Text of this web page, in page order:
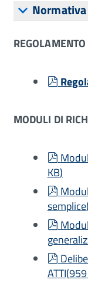
pdf
MODULI DI
pdf
KB)
pdf
semplice(
pdf
pdf
ATTI(